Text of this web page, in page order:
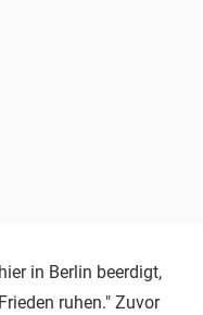
in Berlin beerdigt,
ruhen." Zuvor